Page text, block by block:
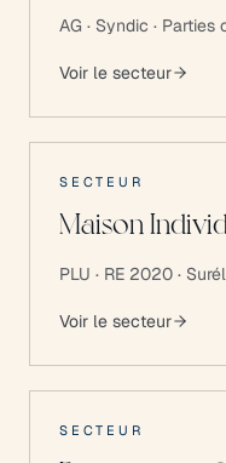
AG · Syndic ·
Voir le secteur
SECTEUR
Maison
PLU · RE 2020 ·
Voir le secteur
SECTEUR